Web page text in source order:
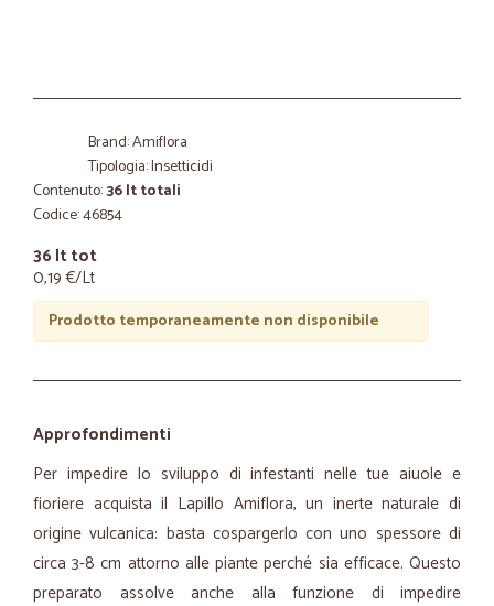
Brand: Amiflora
Tipologia: Insetticidi
Contenuto:36 lt totali
Codice: 46854
36 lt tot
0,19 €/Lt
Prodotto temporaneamente non disponibile
Approfondimenti
Per impedire lo sviluppo di infestanti nelle tue aiuole e
fioriere acquista il Lapillo Amiflora, un inerte naturale di
origine vulcanica: basta cospargerlo con uno spessore di
circa 3-8 cm attorno alle piante perché sia efficace. Questo
preparato assolve anche alla funzione di impedire